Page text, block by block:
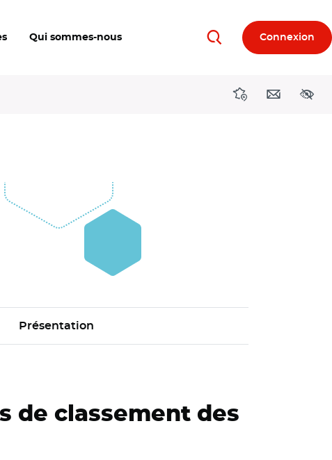
Qui sommes-nous RechercherConnexion
DirectionsContact
Présentation
de classement des